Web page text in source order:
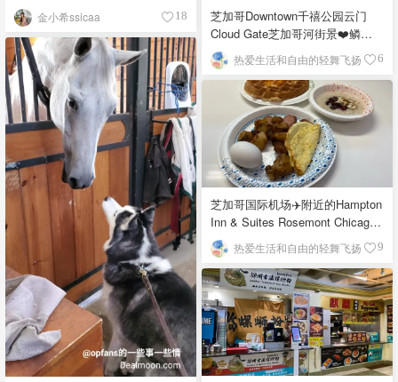
金小希ssicaa 18
芝加哥Downtown千禧公园云门
Cloud Gate芝加哥河街景❤️鳞次
栉比的高楼
热爱生活和自由的轻舞飞扬 6
芝加哥国际机场✈️附近的Hampton
Inn & Suites Rosemont Chicago
O'Hare自助早餐
热爱生活和自由的轻舞飞扬 9